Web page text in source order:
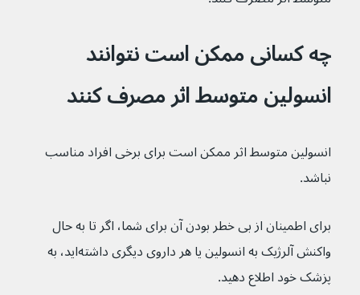
چه کسانی ممکن است نتوانند
انسولین متوسط اثر مصرف کنند
انسولین متوسط اثر ممکن است برای برخی افراد مناسب
نباشد.
برای اطمینان از بی خطر بودن آن برای شما، اگر تا به حال
واکنش آلرژیک به انسولین یا هر داروی دیگری داشته‌اید، به
پزشک خود اطلاع دهید.